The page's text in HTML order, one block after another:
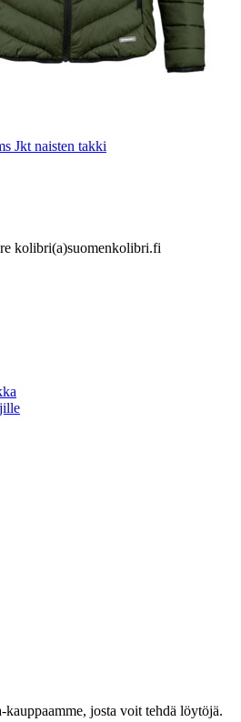
Jkt naisten takki
kolibri(a)suomenkolibri.fi
josta voit tehdä löytöjä.